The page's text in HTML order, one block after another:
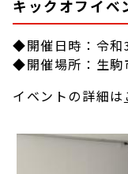
キックオフイベ
◆開催日時：令和
◆開催場所：生駒
イベントの詳細は